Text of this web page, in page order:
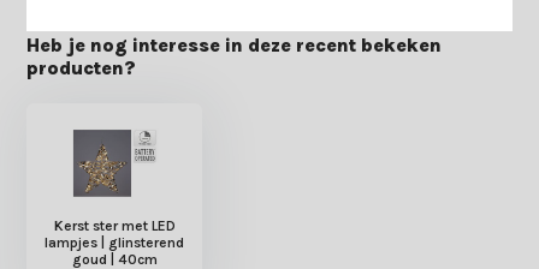
Heb je nog interesse in deze recent bekeken
producten?
Kerst ster met LED
lampjes | glinsterend
goud | 40cm